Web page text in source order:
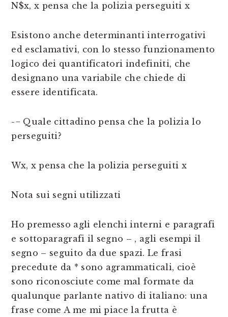
N$x, x pensa che la polizia perseguiti x
Esistono anche determinanti interrogativi
ed esclamativi, con lo stesso funzionamento
logico dei quantificatori indefiniti, che
designano una variabile che chiede di
essere identificata.
-− Quale cittadino pensa che la polizia lo
perseguiti?
Wx, x pensa che la polizia perseguiti x
Nota sui segni utilizzati
Ho premesso agli elenchi interni e paragrafi
e sottoparagrafi il segno – , agli esempi il
segno – seguito da due spazi. Le frasi
precedute da * sono agrammaticali, cioè
sono riconosciute come mal formate da
qualunque parlante nativo di italiano: una
frase come A me mi piace la frutta è